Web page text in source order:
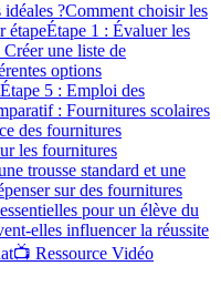
?Comment choisir les
étapeÉtape 1 : Évaluer les
une liste de
options
Étape 5 : Emploi des
: Fournitures scolaires
des fournitures
les fournitures
trousse standard et une
sur des fournitures
pour un élève du
elles influencer la réussite
📺 Ressource Vidéo